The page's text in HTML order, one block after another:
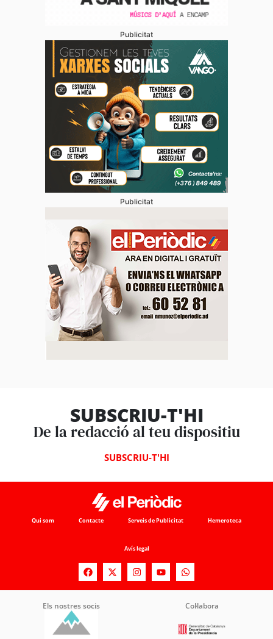
Publicitat
Publicitat
SUBSCRIU-T'HI
De la redacció al teu dispositiu
SUBSCRIU-T'HI
Qui som Contacte Serveis de Publicitat Hemeroteca
Avís legal
Els nostres socis Col·labora